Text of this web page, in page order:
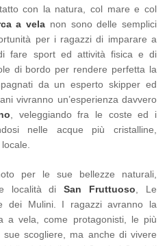
con la natura, col mare e col
a vela non sono delle semplici
per i ragazzi di imparare a
fare sport ed attività fisica e di
di bordo per rendere perfetta la
da un esperto skipper ed
vivranno un’esperienza davvero
, veleggiando fra le coste ed i
nelle acque più cristalline,
per le sue bellezze naturali,
località diSan Fruttuoso , Le
dei Mulini. I ragazzi avranno la
a vela, come protagonisti, le più
sue scogliere, ma anche di vivere